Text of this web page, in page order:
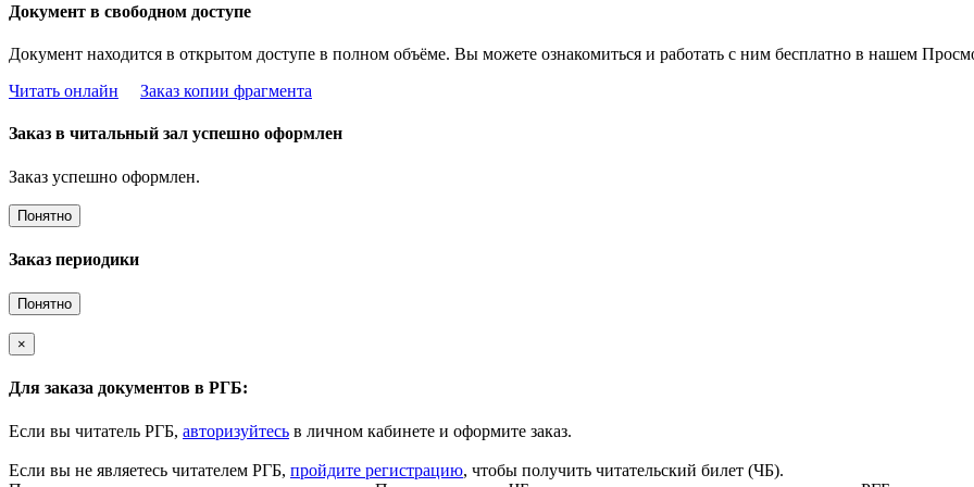
Документ в свободном доступе
Документ находится в открытом доступе в полном объёме. Вы можете ознакомиться и работать с ним бесплатно в нашем
Читать онлайн
Заказ копии фрагмента
Заказ в читальный зал успешно оформлен
Заказ успешно оформлен.
Понятно
Заказ периодики
Понятно
×
Для заказа документов в РГБ:
Если вы читатель РГБ, авторизуйтесь в личном кабинете и оформите заказ.
Если вы не являетесь читателем РГБ, пройдите регистрацию, чтобы получить читательский билет (ЧБ).